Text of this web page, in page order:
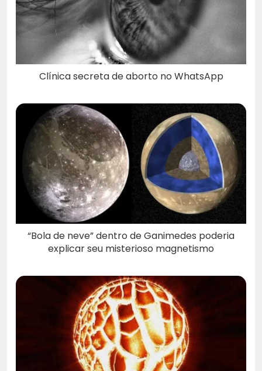
Clínica secreta de aborto no WhatsApp
“Bola de neve” dentro de Ganimedes poderia
explicar seu misterioso magnetismo